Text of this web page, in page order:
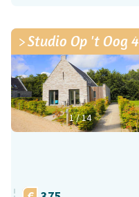
1/14
Studio Op 't Oog 4